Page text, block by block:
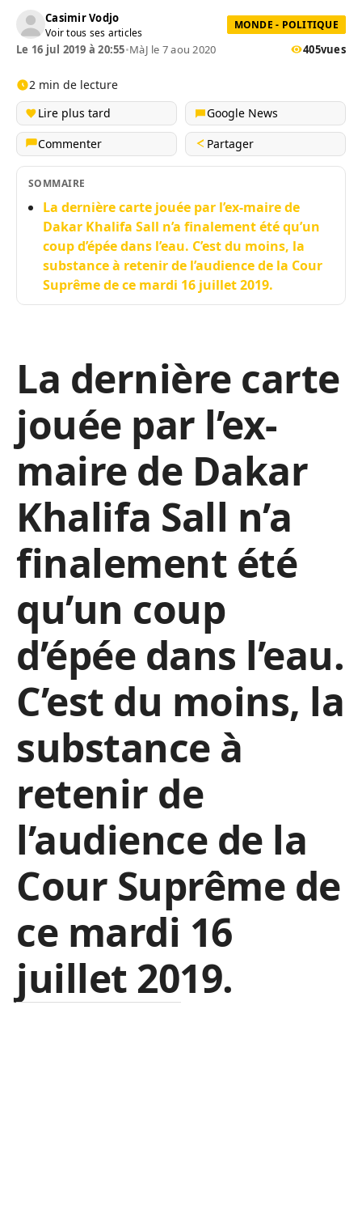
Casimir Vodjo
Voir tous ses articles
MONDE - POLITIQUE
Le 16 jul 2019 à 20:55•MàJ le 7 aou 2020 405vues
2 min de lecture
Lire plus tard
Google News
Commenter
Partager
SOMMAIRE
La dernière carte jouée par l’ex-maire de
Dakar Khalifa Sall n’a finalement été qu’un
coup d’épée dans l’eau. C’est du moins, la
substance à retenir de l’audience de la Cour
Suprême de ce mardi 16 juillet 2019.
La dernière carte
jouée par l’ex-
maire de Dakar
Khalifa Sall n’a
finalement été
qu’un coup
d’épée dans l’eau.
C’est du moins, la
substance à
retenir de
l’audience de la
Cour Suprême de
ce mardi 16
juillet 2019.